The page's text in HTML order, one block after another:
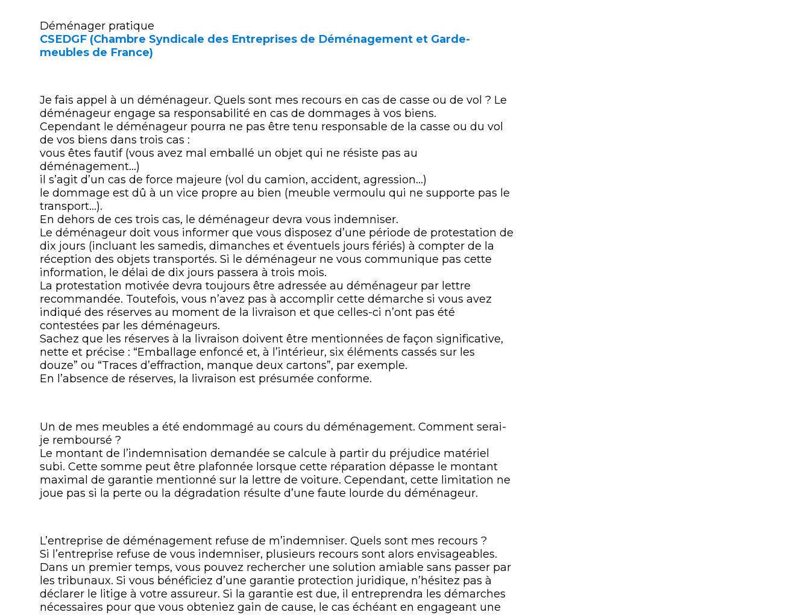
Déménager pratique
CSEDGF (Chambre Syndicale des Entreprises de Déménagement et Garde-
meubles de France)
Je fais appel à un déménageur. Quels sont mes recours en cas de casse ou de vol ? Le
déménageur engage sa responsabilité en cas de dommages à vos biens.
Cependant le déménageur pourra ne pas être tenu responsable de la casse ou du vol
de vos biens dans trois cas :
vous êtes fautif (vous avez mal emballé un objet qui ne résiste pas au
déménagement…)
il s’agit d’un cas de force majeure (vol du camion, accident, agression…)
le dommage est dû à un vice propre au bien (meuble vermoulu qui ne supporte pas le
transport…).
En dehors de ces trois cas, le déménageur devra vous indemniser.
Le déménageur doit vous informer que vous disposez d’une période de protestation de
dix jours (incluant les samedis, dimanches et éventuels jours fériés) à compter de la
réception des objets transportés. Si le déménageur ne vous communique pas cette
information, le délai de dix jours passera à trois mois.
La protestation motivée devra toujours être adressée au déménageur par lettre
recommandée. Toutefois, vous n’avez pas à accomplir cette démarche si vous avez
indiqué des réserves au moment de la livraison et que celles-ci n’ont pas été
contestées par les déménageurs.
Sachez que les réserves à la livraison doivent être mentionnées de façon significative,
nette et précise : “Emballage enfoncé et, à l’intérieur, six éléments cassés sur les
douze” ou “Traces d’effraction, manque deux cartons”, par exemple.
En l’absence de réserves, la livraison est présumée conforme.
Un de mes meubles a été endommagé au cours du déménagement. Comment serai-
je remboursé ?
Le montant de l’indemnisation demandée se calcule à partir du préjudice matériel
subi. Cette somme peut être plafonnée lorsque cette réparation dépasse le montant
maximal de garantie mentionné sur la lettre de voiture. Cependant, cette limitation ne
joue pas si la perte ou la dégradation résulte d’une faute lourde du déménageur.
L’entreprise de déménagement refuse de m’indemniser. Quels sont mes recours ?
Si l’entreprise refuse de vous indemniser, plusieurs recours sont alors envisageables.
Dans un premier temps, vous pouvez rechercher une solution amiable sans passer par
les tribunaux. Si vous bénéficiez d’une garantie protection juridique, n’hésitez pas à
déclarer le litige à votre assureur. Si la garantie est due, il entreprendra les démarches
nécessaires pour que vous obteniez gain de cause, le cas échéant en engageant une